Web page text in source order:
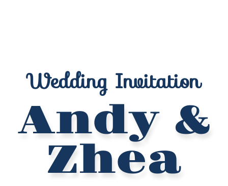
Wedding Invitation
Andy &
Zhea